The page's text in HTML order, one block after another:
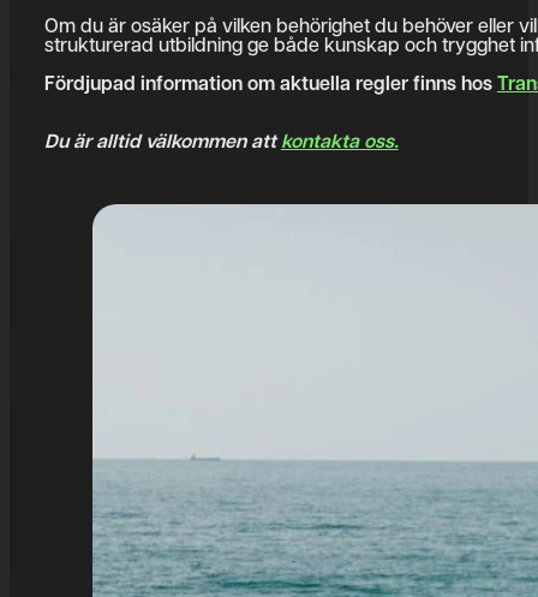
Om du är osäker på vilken behörighet du behöver eller
strukturerad utbildning ge både kunskap och trygghet
Fördjupad information om aktuella regler finns hos
Du är alltid välkommen attkontakta oss.